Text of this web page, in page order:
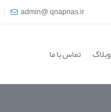
admin@ qnapnas.ir
وبلاگ تماس با ما